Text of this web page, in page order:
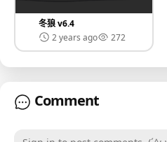
冬狼 v6.4
2 years ago
272
Comment